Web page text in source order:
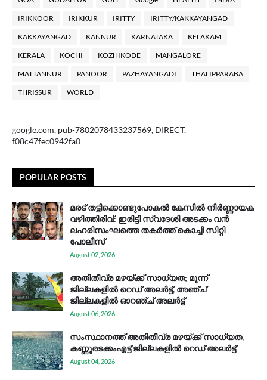
IRIKKOOR IRIKKUR IRITTY IRITTY/KAKKAYANGAD
KAKKAYANGAD KANNUR KARNATAKA KELAKAM
KERALA KOCHI KOZHIKODE MANGALORE
MATTANNUR PANOOR PAZHAYANGADI THALIPPARABA
THRISSUR WORLD
google.com, pub-7802078433237569, DIRECT,
f08c47fec0942fa0
POPULAR POSTS
മരട് തട്ടിക്കൊണ്ടുപോകൽ കേസിൽ നിർണ്ണായക
വഴിത്തിരിവ്: ഇരിട്ടി സ്വദേശി അടക്കം വൻ
ലഹരിസംഘത്തെ തകർത്ത് കൊച്ചി സിറ്റി
പോലീസ്
August 02, 2026
അതിതീവ്ര മഴയ്ക്ക് സാധ്യത; മൂന്ന്
ജില്ലകളിൽ റെഡ് അലർട്ട്, അഞ്ച്
ജില്ലകളിൽ ഓറഞ്ച് അലർട്ട്
August 06, 2026
സം​സ്ഥാ​ന​ത്ത് അ​തി​തീ​വ്ര മ​ഴ​യ്ക്ക് സാ​ധ്യ​ത,
കണ്ണൂരടക്കംഎ​ട്ട് ജി​ല്ല​ക​ളി​ൽ റെ​ഡ് അ​ലർ​ട്ട്
August 04, 2026